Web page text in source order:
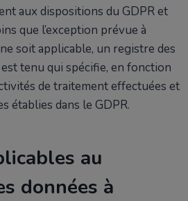
aux dispositions du GDPR et
que l’exception prévue à
soit applicable, un registre des
tenu qui spécifie, en fonction
de traitement effectuées et
établies dans le GDPR.
au
données à